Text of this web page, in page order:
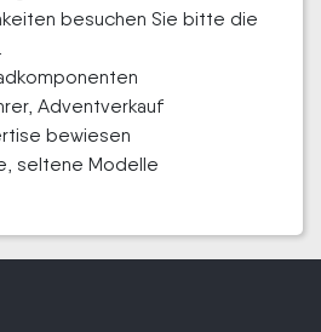
besuchen Sie bitte die
Adventverkauf
bewiesen
seltene Modelle